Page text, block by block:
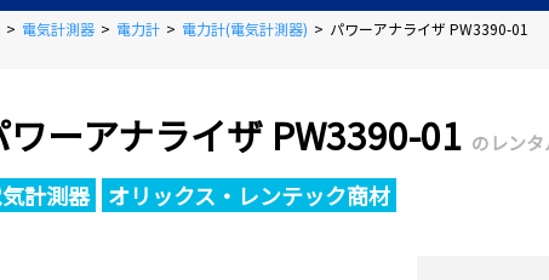
> 電気計測器 > 電力計 > 電力計(電気計測器) > パワーアナライザ PW3390-01
ワーアナライザ PW3390-01 のレンタ
計測器 オリックス・レンテック商材